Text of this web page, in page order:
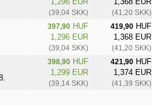
(39,04 SKK) (41,20 SKK)
397,90HUF
1,296 EUR
(39,04 SKK)
419,90HUF
1,368 EUR
(41,20 SKK)
398,90HUF
1,299 EUR
(39,14 SKK)
421,90HUF
1,374 EUR
(41,39 SKK)